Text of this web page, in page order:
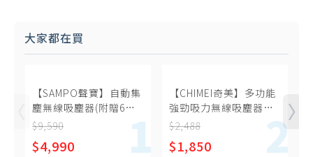
大家都在買
【SAMPO聲寶】自動集
塵無線吸塵器(附贈6件
集塵袋) EC-UA18UNT
$9,590
$4,990
【CHIMEI奇美】多功能
強勁吸力無線吸塵器
VC-HP4LSA
$2,488
$1,850